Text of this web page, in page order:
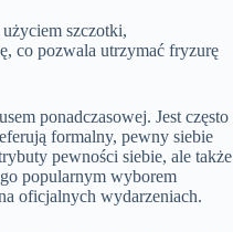
szczotki,
co pozwala utrzymać fryzurę
ponadczasowej. Jest często
formalny, pewny siebie
pewności siebie, ale także
popularnym wyborem
oficjalnych wydarzeniach.